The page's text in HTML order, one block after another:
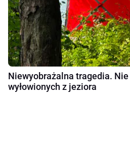
Niewyobrażalna tragedia.
wyłowionych z jeziora